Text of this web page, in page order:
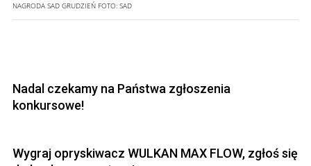
NAGRODA SAD GRUDZIEŃ FOTO: SAD
Nadal czekamy na Państwa zgłoszenia
konkursowe!
Wygraj opryskiwacz WULKAN MAX FLOW, zgłoś się